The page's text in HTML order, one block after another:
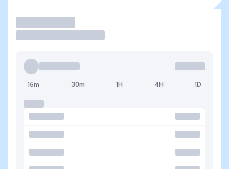
15m 30m 1H 4H 1D